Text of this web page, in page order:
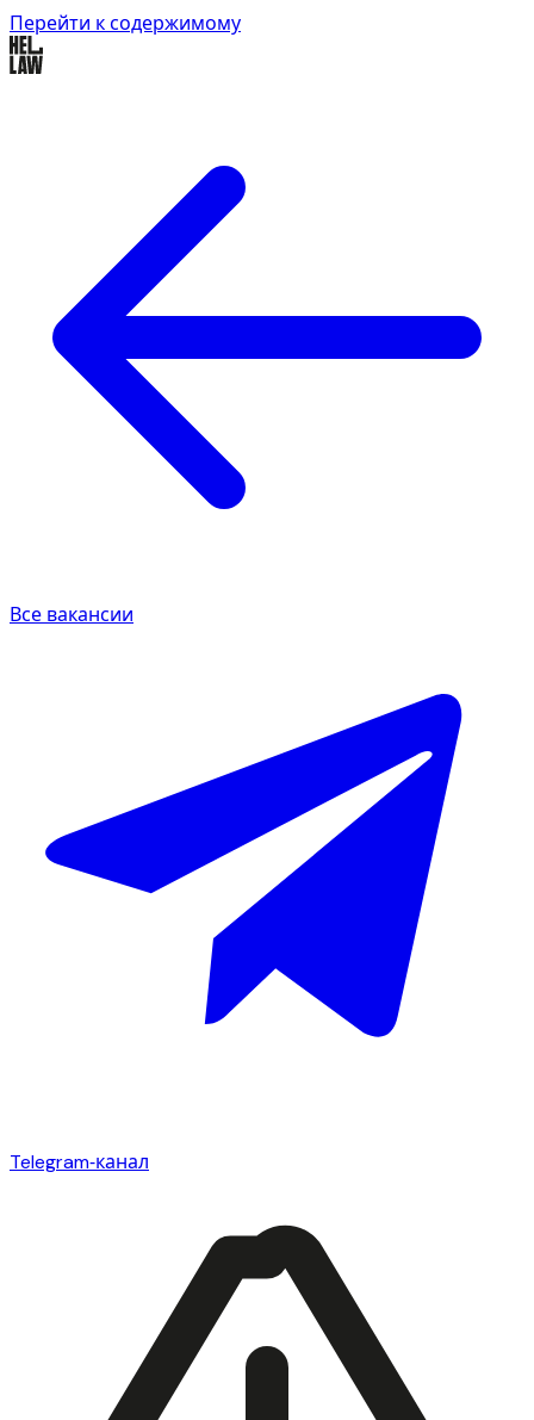
Перейти к содержимому
Все вакансии
Telegram‑канал